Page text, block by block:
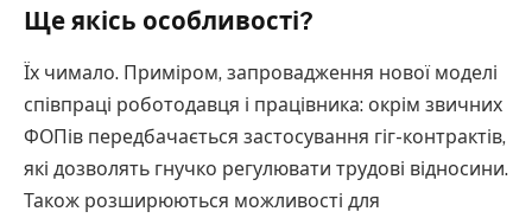
Ще якісь особливості?
Їх чимало. Приміром, запровадження нової моделі
співпраці роботодавця і працівника: окрім звичних
ФОПів передбачається застосування гіг-контрактів,
які дозволять гнучко регулювати трудові відносини.
Також розширюються можливості для